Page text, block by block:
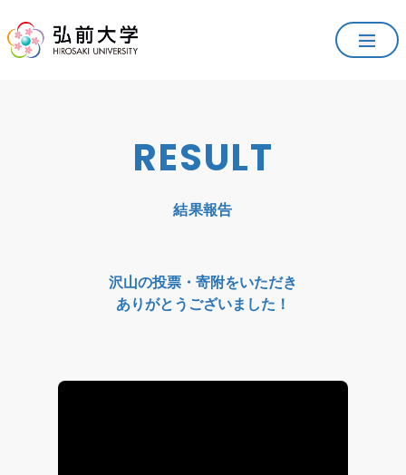
RESULT
結果報告
沢山の投票・寄附をいただき
ありがとうございました！